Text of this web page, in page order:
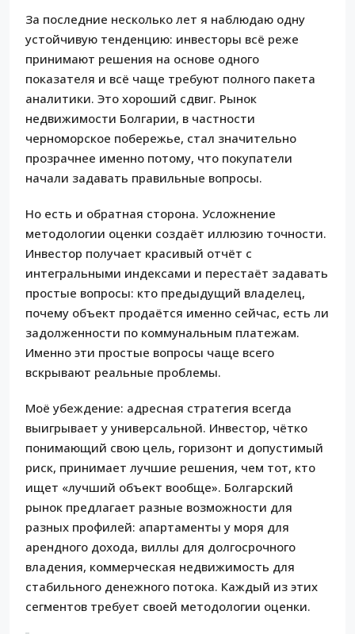
За последние несколько лет я наблюдаю одну
устойчивую тенденцию: инвесторы всё реже
принимают решения на основе одного
показателя и всё чаще требуют полного пакета
аналитики. Это хороший сдвиг. Рынок
недвижимости Болгарии, в частности
черноморское побережье, стал значительно
прозрачнее именно потому, что покупатели
начали задавать правильные вопросы.
Но есть и обратная сторона. Усложнение
методологии оценки создаёт иллюзию точности.
Инвестор получает красивый отчёт с
интегральными индексами и перестаёт задавать
простые вопросы: кто предыдущий владелец,
почему объект продаётся именно сейчас, есть ли
задолженности по коммунальным платежам.
Именно эти простые вопросы чаще всего
вскрывают реальные проблемы.
Моё убеждение: адресная стратегия всегда
выигрывает у универсальной. Инвестор, чётко
понимающий свою цель, горизонт и допустимый
риск, принимает лучшие решения, чем тот, кто
ищет «лучший объект вообще». Болгарский
рынок предлагает разные возможности для
разных профилей: апартаменты у моря для
арендного дохода, виллы для долгосрочного
владения, коммерческая недвижимость для
стабильного денежного потока. Каждый из этих
сегментов требует своей методологии оценки.